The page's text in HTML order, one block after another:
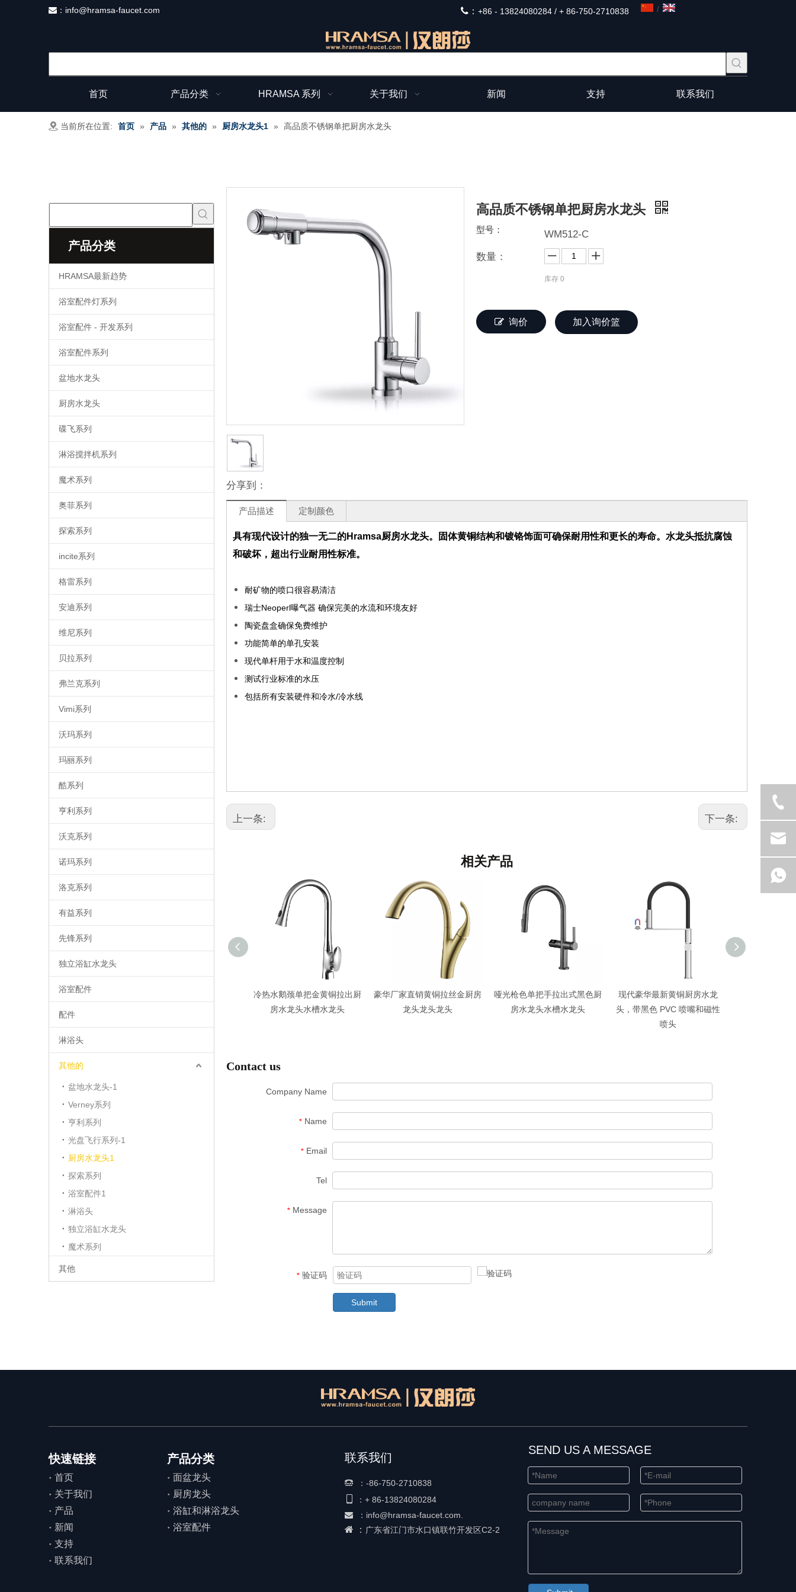
 ： info@hramsa-faucet.com ： +86 - 13824080284 / + 86-750-2710838 /
首页 产品分类 HRAMSA 系列 关于我们 新闻 支持 联系我们
当前所在位置: 首页 » 产品 » 其他的 » 厨房水龙头1 » 高品质不锈钢单把厨房水龙头
产品分类
HRAMSA最新趋势
浴室配件灯系列
浴室配件 - 开发系列
浴室配件系列
盆地水龙头
厨房水龙头
碟飞系列
淋浴搅拌机系列
魔术系列
奥菲系列
探索系列
incite系列
格雷系列
安迪系列
维尼系列
贝拉系列
弗兰克系列
Vimi系列
沃玛系列
玛丽系列
酷系列
亨利系列
沃克系列
诺玛系列
洛克系列
有益系列
先锋系列
独立浴缸水龙头
浴室配件
配件
淋浴头
其他的
盆地水龙头-1
Verney系列
亨利系列
光盘飞行系列-1
厨房水龙头1
探索系列
浴室配件1
淋浴头
独立浴缸水龙头
魔术系列
其他
分享到：
高品质不锈钢单把厨房水龙头
型号：
WM512-C
数量：
库存 0
询价 加入询价篮
产品描述 定制颜色
具有现代设计的独一无二的Hramsa厨房水龙头。固体黄铜结构和镀铬饰面可确保耐用性和更长的寿命。水龙头抵抗腐蚀
和破坏，超出行业耐用性标准。
耐矿物的喷口很容易清洁
瑞士Neoperl曝气器 确保完美的水流和环境友好
陶瓷盘盒确保免费维护
功能简单的单孔安装
现代单杆用于水和温度控制
测试行业标准的水压
包括所有安装硬件和冷水/冷水线
上一条: 下一条:
相关产品
冷热水鹅颈单把金黄铜拉出厨
房水龙头水槽水龙头
豪华厂家直销黄铜拉丝金厨房
龙头龙头龙头
哑光枪色单把手拉出式黑色厨
房水龙头水槽水龙头
现代豪华最新黄铜厨房水龙
头，带黑色 PVC 喷嘴和磁性
喷头
Contact us
Company Name
* Name
* Email
Tel
* Message
* 验证码
Submit
快速链接
首页
关于我们
产品
新闻
支持
联系我们
产品分类
面盆龙头
厨房龙头
浴缸和淋浴龙头
浴室配件
联系我们
 ： -86-750-2710838
： + 86-13824080284
 ： info@hramsa-faucet.com.
 ： 广东省江门市水口镇联竹开发区C2-2
SEND US A MESSAGE